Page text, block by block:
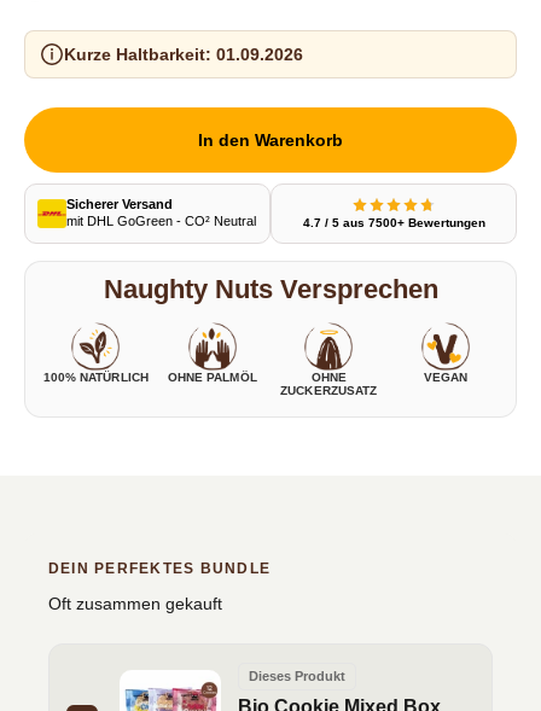
Kurze Haltbarkeit: 01.09.2026
In den Warenkorb
Sicherer Versand
mit DHL GoGreen - CO² Neutral
4.7 / 5 aus 7500+ Bewertungen
Naughty Nuts Versprechen
100% NATÜRLICH OHNE PALMÖL
OHNE
ZUCKERZUSATZ
VEGAN
DEIN PERFEKTES BUNDLE
Oft zusammen gekauft
Dieses Produkt